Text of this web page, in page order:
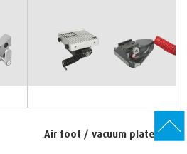
Air foot / vacuum plates